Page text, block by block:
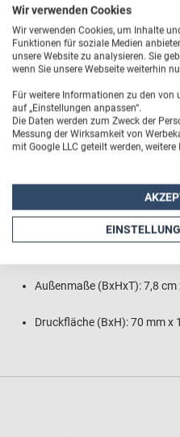
Kunststoff-Schutzhülle mit
Passend für Samsung
Rückseite metallverstärkt
Absolut kratzfester Aufdruck
Passende Aussparungen für
Außenmaße (BxHxT): 7,8 cm
Druckfläche (BxH): 70 mm x
Wir verwenden Cookies
Wir verwenden Cookies, um Inhalte
Funktionen für soziale Medien
unsere Website zu analysieren. Sie
wenn Sie unsere Webseite weiterhin
Für weitere Informationen zu den von
auf „Einstellungen anpassen“.
Die Daten werden zum Zweck der
Messung der Wirksamkeit von
mit Google LLC geteilt werden,